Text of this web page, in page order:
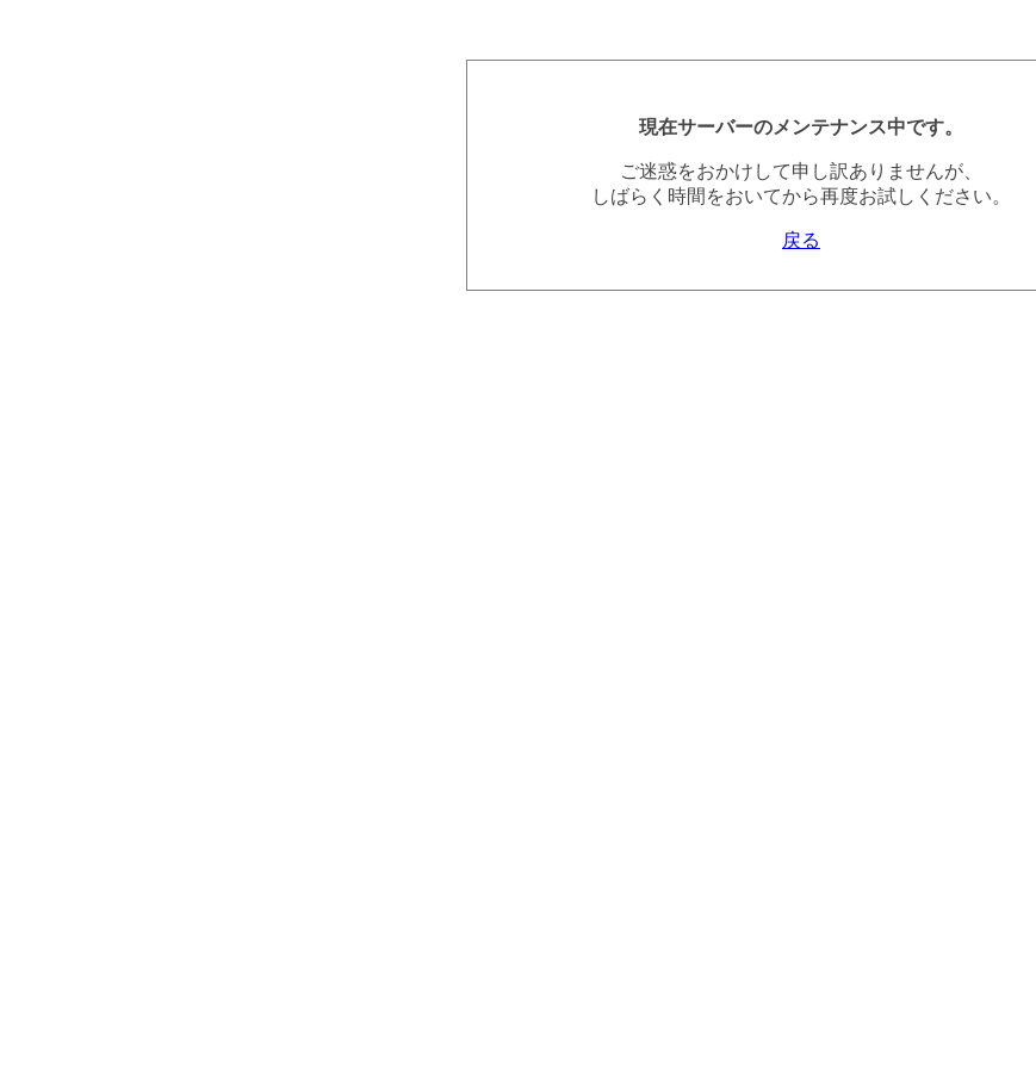
現在サーバーのメンテナンス中です。
ご迷惑をおかけして申し訳ありませんが、
しばらく時間をおいてから再度お試しください。
戻る